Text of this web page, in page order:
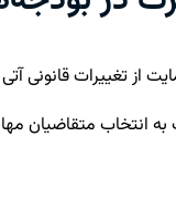
متقاضیان